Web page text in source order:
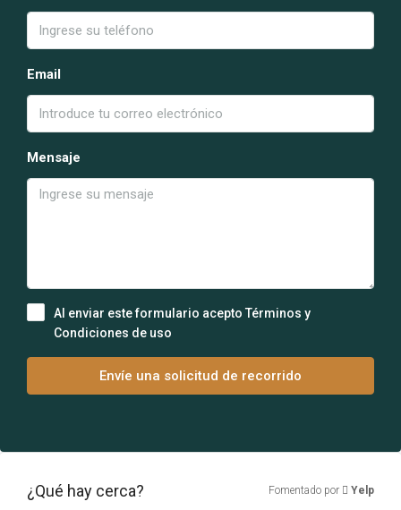
Email
Mensaje
Al enviar este formulario acepto Términos y
Condiciones de uso
Envíe una solicitud de recorrido
¿Qué hay cerca? Fomentado por Yelp